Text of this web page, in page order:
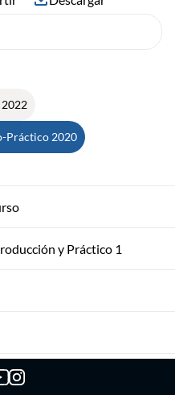
Práctico 2020
y Práctico 1
DNS. Práctico 2